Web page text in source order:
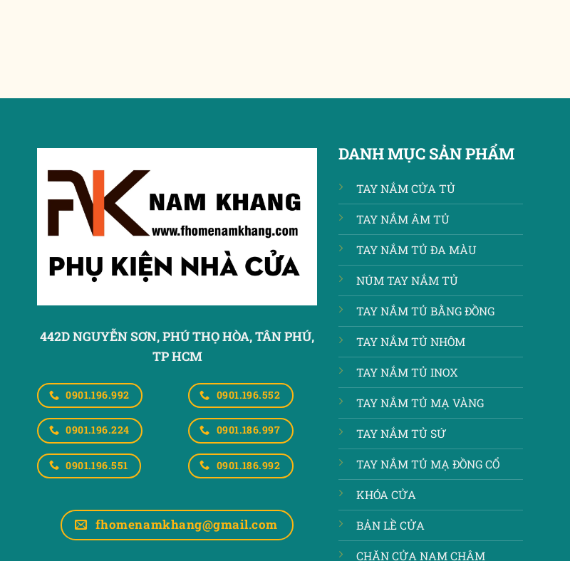
442D NGUYỄN SƠN, PHÚ THỌ HÒA,TÂN PHÚ,
TP HCM
0901.196.992
0901.196.224
0901.196.551
0901.196.552
0901.186.997
0901.186.992
fhomenamkhang@gmail.com
DANH MỤC SẢN PHẨM
TAY NẮM CỬA TỦ
TAY NẮM ÂM TỦ
TAY NẮM TỦ ĐA MÀU
NÚM TAY NẮM TỦ
TAY NẮM TỦ BẰNG ĐỒNG
TAY NẮM TỦ NHÔM
TAY NẮM TỦ INOX
TAY NẮM TỦ MẠ VÀNG
TAY NẮM TỦ SỨ
TAY NẮM TỦ MẠ ĐỒNG CỔ
KHÓA CỬA
BẢN LỀ CỬA
CHẶN CỬA NAM CHÂM